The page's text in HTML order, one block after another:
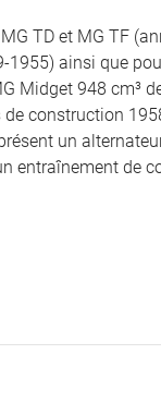
TD et MG TF
1955) ainsi que
Midget 948 cm³
de construction
un
entraînement de